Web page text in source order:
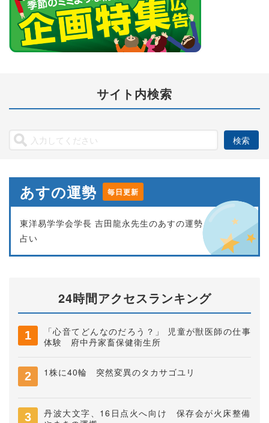
サイト内検索
あすの運勢 毎日更新
東洋易学学会学長 吉田龍永先生のあすの運勢
占い
24時間アクセスランキング
「心音てどんなのだろう？」 児童が獣医師の仕事
体験 府中丹家畜保健衛生所
1株に40輪 突然変異のタカサゴユリ
丹波大文字、16日点火へ向け 保存会が火床整備